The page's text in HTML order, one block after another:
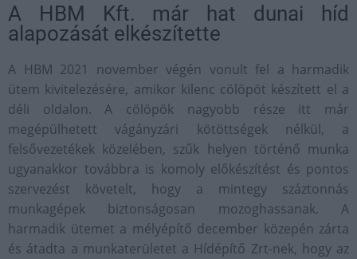
A HBM Kft. már hat dunai híd
alapozását elkészítette
A HBM 2021 november végén vonult fel a harmadik
ütem kivitelezésére, amikor kilenc cölöpöt készített el a
déli oldalon. A cölöpök nagyobb része itt már
megépülhetett vágányzári kötöttségek nélkül, a
felsővezetékek közelében, szűk helyen történő munka
ugyanakkor továbbra is komoly előkészítést és pontos
szervezést követelt, hogy a mintegy száztonnás
munkagépek biztonságosan mozoghassanak. A
harmadik ütemet a mélyépítő december közepén zárta
és átadta a munkaterületet a Hídépítő Zrt-nek, hogy az